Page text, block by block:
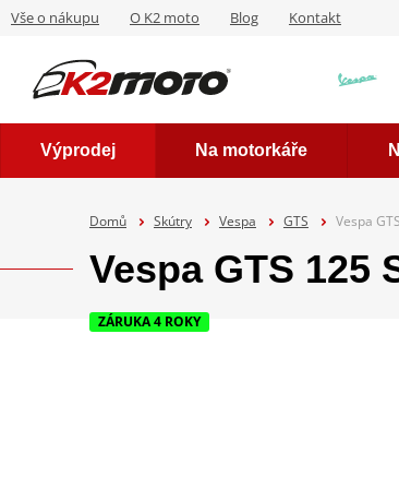
Vše o nákupu O K2 moto Blog Kontakt
Výprodej Na motorkáře
Domů Skútry Vespa GTS Vespa
Vespa GTS 125
ZÁRUKA 4 ROKY